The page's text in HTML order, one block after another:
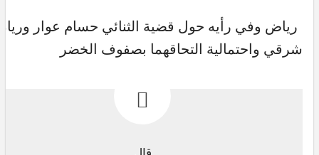
رياض وفي رأيه حول قضية الثنائي حسام عوار
شرقي واحتمالية التحاقهما بصفوف الخضر